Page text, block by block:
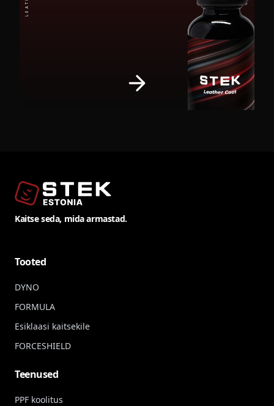
Kaitse seda, mida armastad.
Tooted
DYNO
FORMULA
Esiklaasi kaitsekile
FORCESHIELD
Teenused
PPF koolitus